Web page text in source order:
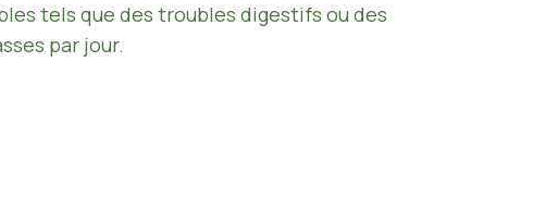
tels que des troubles digestifs ou des
par jour.